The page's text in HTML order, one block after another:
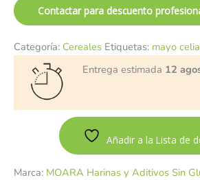
Contactar para descuento
Categoría: Cereales Etiquetas: mayo
Entrega estimada 12
Añadir a la Lista de
Marca: MOARA Harinas y Aditivos Sin